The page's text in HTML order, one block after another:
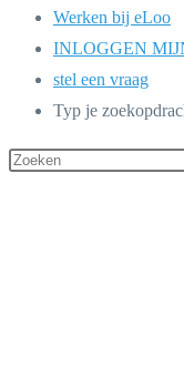
Werken bij eLoo
INLOGGEN
stel een vraag
Typ je
Zoek